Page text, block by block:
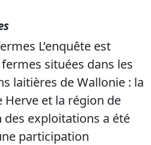
L’enquête est
situées dans les
laitières de Wallonie : la
et la région de
des exploitations a été
participation